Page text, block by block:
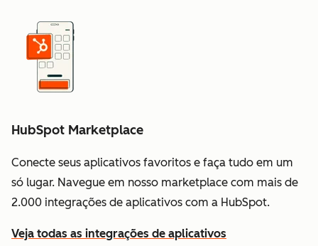
HubSpot Marketplace
Conecte seus aplicativos favoritos e faça tudo em um
só lugar. Navegue em nosso marketplace com mais de
2.000 integrações de aplicativos com a HubSpot.
Veja todas as integrações de aplicativos